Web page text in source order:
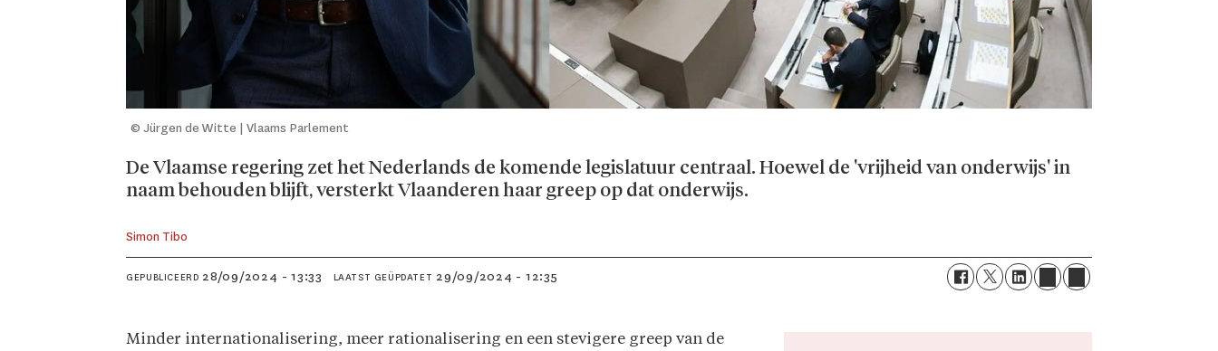
© Jürgen de Witte | Vlaams Parlement
De Vlaamse regering zet het Nederlands de komende legislatuur centraal. Hoewel de 'vrijheid van onderwijs' in
naam behouden blijft, versterkt Vlaanderen haar greep op dat onderwijs.
Simon Tibo
GEPUBLICEERD 28/09/2024 - 13:33 LAATST GEÜPDATET 29/09/2024 - 12:35
Minder internationalisering, meer rationalisering en een stevigere greep van de